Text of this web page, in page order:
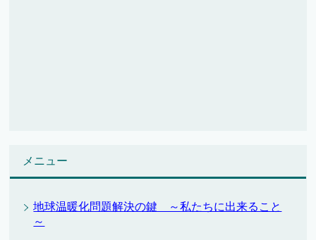
メニュー
地球温暖化問題解決の鍵 ～私たちに出来ること
～